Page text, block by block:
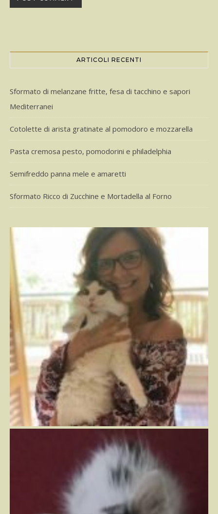
ARTICOLI RECENTI
Sformato di melanzane fritte, fesa di tacchino e sapori
Mediterranei
Cotolette di arista gratinate al pomodoro e mozzarella
Pasta cremosa pesto, pomodorini e philadelphia
Semifreddo panna mele e amaretti
Sformato Ricco di Zucchine e Mortadella al Forno